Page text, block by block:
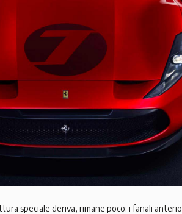
speciale deriva, rimane poco: i fanali